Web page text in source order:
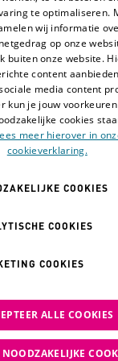
ook dat
verhalen
mee
bijna alle
media.
mensen die dat
hebben
of vinden
Daardoor
mensen,
hoe we dat echt
te optimaliseren.
wij informatie
op onze
buiten onze website.
content
media content
kun je jouw
cookies
meer hierover in
cookieverklaring.
COOKIES
COOKIES
COOKIES
ALLE COOKIES